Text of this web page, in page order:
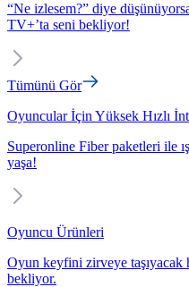
“Ne izlesem?” diye
TV+’ta seni bekliyor!
Tümünü Gör
Oyuncular İçin Yüksek Hızlı
Superonline Fiber paketleri ile
yaşa!
Oyuncu Ürünleri
Oyun keyfini zirveye taşıyacak
bekliyor.